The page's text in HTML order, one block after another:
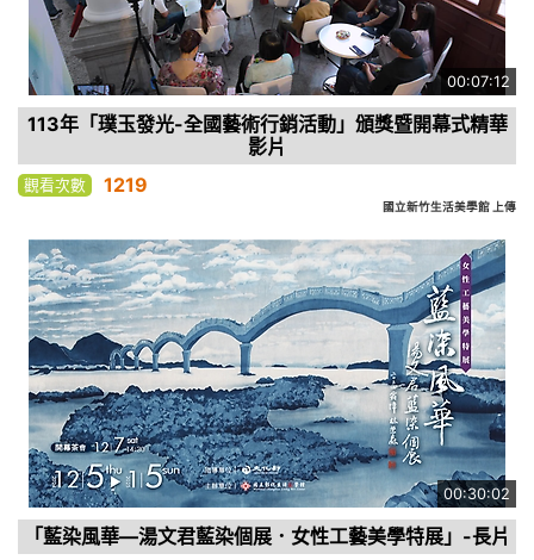
00:07:12
113年「璞玉發光-全國藝術行銷活動」頒獎暨開幕式精華
影片
觀看次數 1219
國立新竹生活美學館 上傳
00:30:02
「藍染風華—湯文君藍染個展．女性工藝美學特展」-長片